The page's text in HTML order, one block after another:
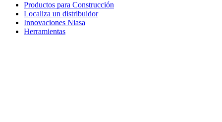
Productos para Construcción
Localiza un distribuidor
Innovaciones Niasa
Herramientas